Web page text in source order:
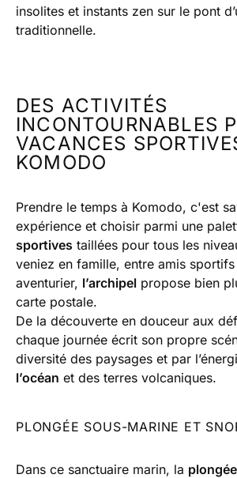
insolites et instants zen sur le pont
traditionnelle.
DES ACTIVITÉS
INCONTOURNABLES
VACANCES
KOMODO
Prendre le temps à Komodo, c'est
expérience et choisir parmi une
sportives taillées pour tous les
veniez en famille, entre amis
aventurier, l’archipel propose bien
carte postale.
De la découverte en douceur aux
chaque journée écrit son propre
diversité des paysages et par
l’océan et des terres volcaniques.
PLONGÉE SOUS-MARINE ET
Dans ce sanctuaire marin, la